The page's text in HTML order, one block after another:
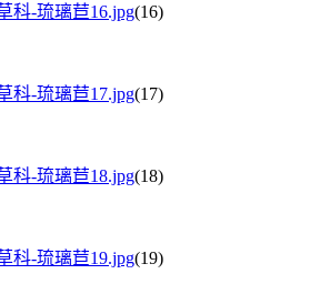
(16)
(17)
(18)
(19)